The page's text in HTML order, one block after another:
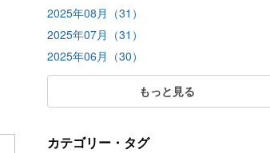
2025年08月（31）
2025年07月（31）
2025年06月（30）
もっと見る
カテゴリー・タグ